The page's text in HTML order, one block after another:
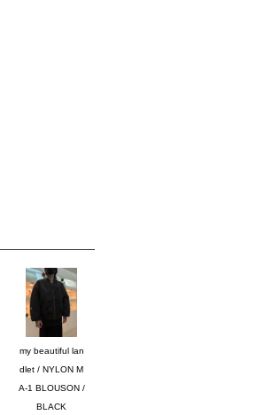
my beautiful lan
dlet / NYLON M
A-1 BLOUSON /
BLACK